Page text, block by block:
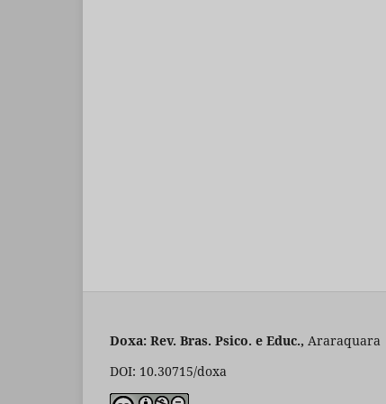
Doxa: Rev. Bras. Psico. e Educ.,
DOI: 10.30715/doxa